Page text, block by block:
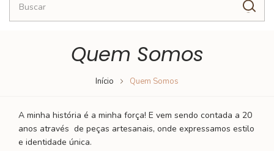
Quem Somos
Início Quem Somos
A minha história é a minha força! E vem sendo contada a 20
anos através de peças artesanais, onde expressamos estilo
e identidade única.